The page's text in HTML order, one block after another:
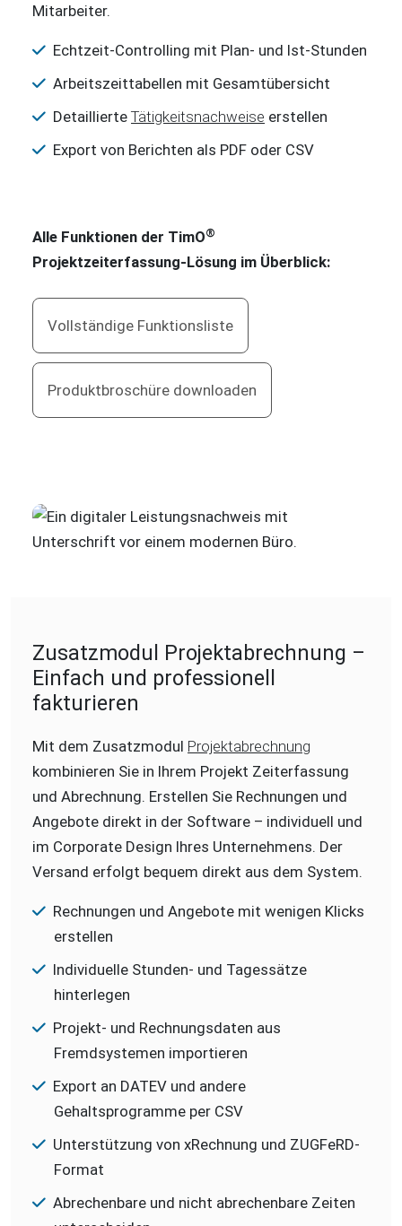
Mitarbeiter.
Echtzeit-Controlling mit Plan- und Ist-Stunden
Arbeitszeittabellen mit Gesamtübersicht
Detaillierte Tätigkeitsnachweise erstellen
Export von Berichten als PDF oder CSV
Alle Funktionen der TimO®
Projektzeiterfassung-Lösung im Überblick:
Vollständige Funktionsliste
Produktbroschüre downloaden
Zusatzmodul Projektabrechnung –
Einfach und professionell
fakturieren
Mit dem Zusatzmodul Projektabrechnung
kombinieren Sie in Ihrem Projekt Zeiterfassung
und Abrechnung. Erstellen Sie Rechnungen und
Angebote direkt in der Software – individuell und
im Corporate Design Ihres Unternehmens. Der
Versand erfolgt bequem direkt aus dem System.
Rechnungen und Angebote mit wenigen Klicks
erstellen
Individuelle Stunden- und Tagessätze
hinterlegen
Projekt- und Rechnungsdaten aus
Fremdsystemen importieren
Export an DATEV und andere
Gehaltsprogramme per CSV
Unterstützung von xRechnung und ZUGFeRD-
Format
Abrechenbare und nicht abrechenbare Zeiten